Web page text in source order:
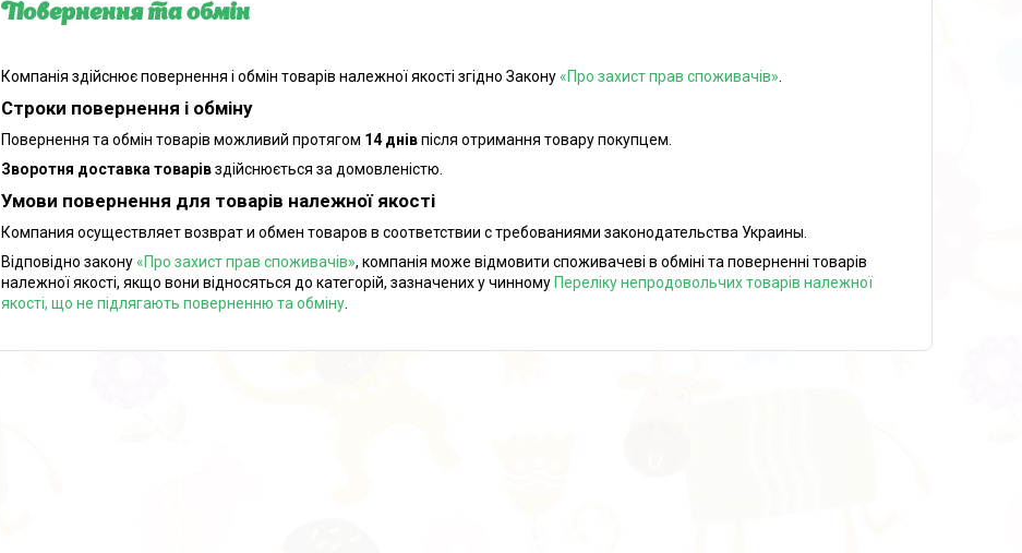
Повернення та обмін
Компанія здійснює повернення і обмін товарів належної якості згідно Закону«Про захист прав споживачів»
Строки повернення і обміну
Повернення та обмін товарів можливий протягом 14 днівпісля отримання товару покупцем.
Зворотня доставка товарівздійснюється за домовленістю.
Умови повернення для товарів належної якості
Компания осуществляет возврат и обмен товаров в соответствии с требованиями законодательства Украины.
Відповідно закону«Про захист прав споживачів», компанія може відмовити споживачеві в обміні та поверненні товарів
належної якості, якщо вони відносяться до категорій, зазначених у чинному Переліку непродовольчих товарів належної
якості, що не підлягають поверненню та обміну